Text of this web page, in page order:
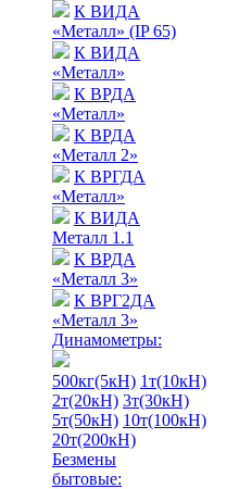
К ВИДА
«Металл» (IP 65)
К ВИДА
«Металл»
К ВРДА
«Металл»
К ВРДА
«Металл 2»
К ВРГДА
«Металл»
К ВИДА
Металл 1.1
К ВРДА
«Металл 3»
К ВРГ2ДА
«Металл 3»
Динамометры:
500кг(5кН) 1т(10кН)
2т(20кН) 3т(30кН)
5т(50кН) 10т(100кН)
20т(200кН)
Безмены
бытовые: